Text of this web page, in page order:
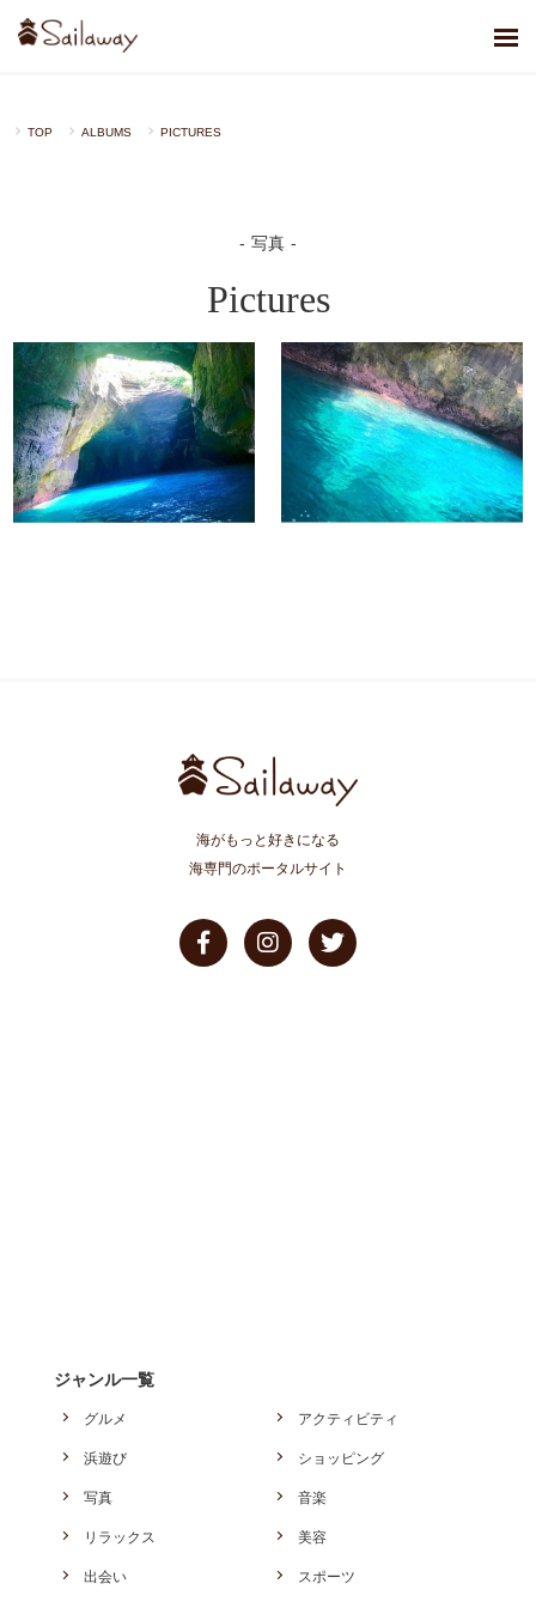
TOP ALBUMS PICTURES
写真
Pictures
海がもっと好きになる
海専門のポータルサイト
ジャンル一覧
グルメ アクティビティ
浜遊び ショッピング
写真 音楽
リラックス 美容
出会い スポーツ